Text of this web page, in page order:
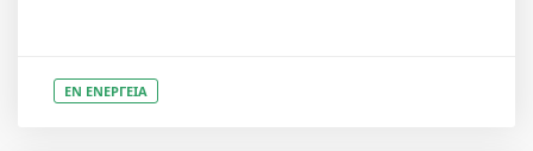
ΕΝ ΕΝΕΡΓΕΙΑ